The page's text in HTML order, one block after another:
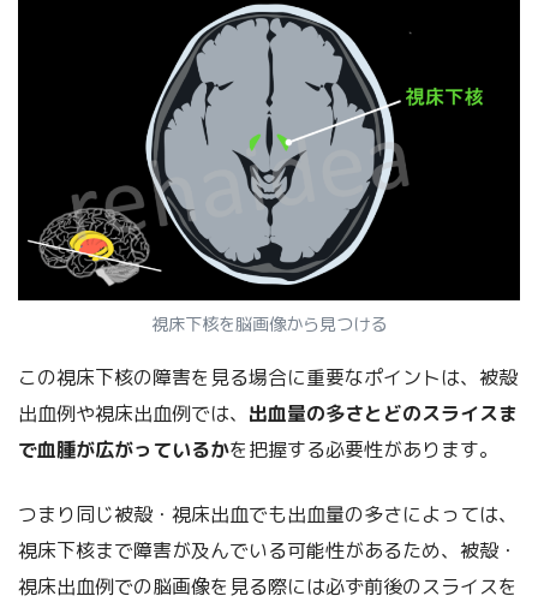
視床下核を脳画像から見つける
この視床下核の障害を見る場合に重要なポイントは、被殻
出血例や視床出血例では、 出血量の多さとどのスライスま
で血腫が広がっているかを把握する必要性があります。
つまり同じ被殻・視床出血でも出血量の多さによっては、
視床下核まで障害が及んでいる可能性があるため、被殻・
視床出血例での脳画像を見る際には必ず前後のスライスを